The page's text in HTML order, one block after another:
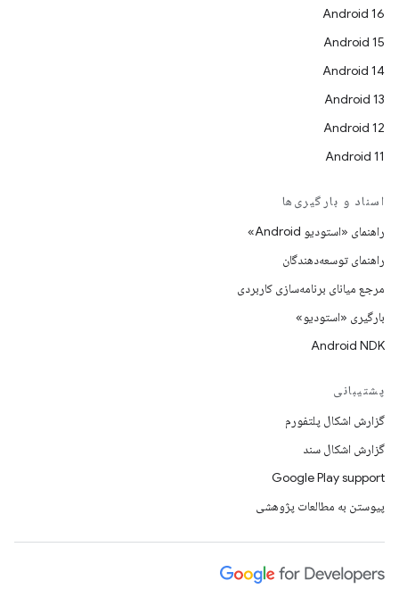
Android 16
Android 15
Android 14
Android 13
Android 12
Android 11
اسناد و بارگیری‌ها
راهنمای «استودیو Android»
راهنمای توسعه‌دهندگان
مرجع میانای برنامه‌سازی کاربردی
بارگیری «استودیو»
Android NDK
پشتیبانی
گزارش اشکال پلتفورم
گزارش اشکال سند
Google Play support
پیوستن به مطالعات پژوهشی